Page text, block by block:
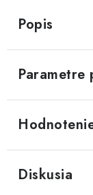
Popis
Parametre
Diskusia